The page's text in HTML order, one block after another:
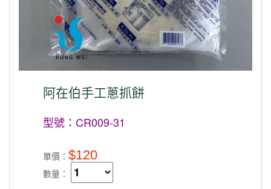
阿在伯手工蔥抓餅
型號：CR009-31
單價： $120
數量：